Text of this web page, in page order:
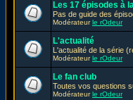
Les 17 épisodes à
Pas de guide des
Modérateurle rOdeur
L'actualité
L'actualité de la série
Modérateurle rOdeur
Le fan club
Toutes vos questions
Modérateurle rOdeur